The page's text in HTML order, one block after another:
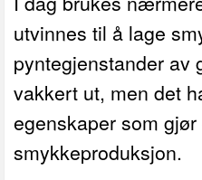
utvinnes til å lage
pyntegjenstander av
vakkert ut, men det
egenskaper som
smykkeproduksjon.